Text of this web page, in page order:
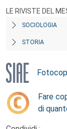
LE RIVISTE DEL
SOCIOLOGIA
STORIA
Fare
di